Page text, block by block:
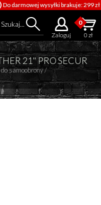
Szukaj...
Zaloguj
Do darmowej wysyłki brakuje: 299 zł
0
0 zł
21" PRO SECUR
samoobrony/